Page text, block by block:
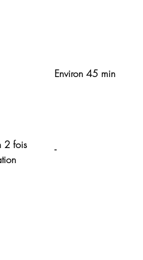
2 fois
Environ 45 min
-